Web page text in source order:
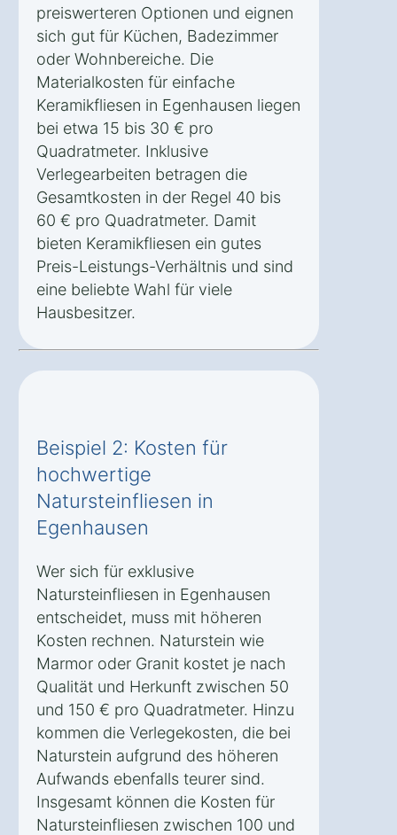
preiswerteren Optionen und eignen
sich gut für Küchen, Badezimmer
oder Wohnbereiche. Die
Materialkosten für einfache
Keramikfliesen in Egenhausen liegen
bei etwa 15 bis 30 € pro
Quadratmeter. Inklusive
Verlegearbeiten betragen die
Gesamtkosten in der Regel 40 bis
60 € pro Quadratmeter. Damit
bieten Keramikfliesen ein gutes
Preis-Leistungs-Verhältnis und sind
eine beliebte Wahl für viele
Hausbesitzer.
Beispiel 2: Kosten für
hochwertige
Natursteinfliesen in
Egenhausen
Wer sich für exklusive
Natursteinfliesen in Egenhausen
entscheidet, muss mit höheren
Kosten rechnen. Naturstein wie
Marmor oder Granit kostet je nach
Qualität und Herkunft zwischen 50
und 150 € pro Quadratmeter. Hinzu
kommen die Verlegekosten, die bei
Naturstein aufgrund des höheren
Aufwands ebenfalls teurer sind.
Insgesamt können die Kosten für
Natursteinfliesen zwischen 100 und